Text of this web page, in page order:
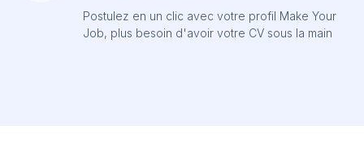
Postulez en un clic avec votre profil Make Your
Job, plus besoin d'avoir votre CV sous la main